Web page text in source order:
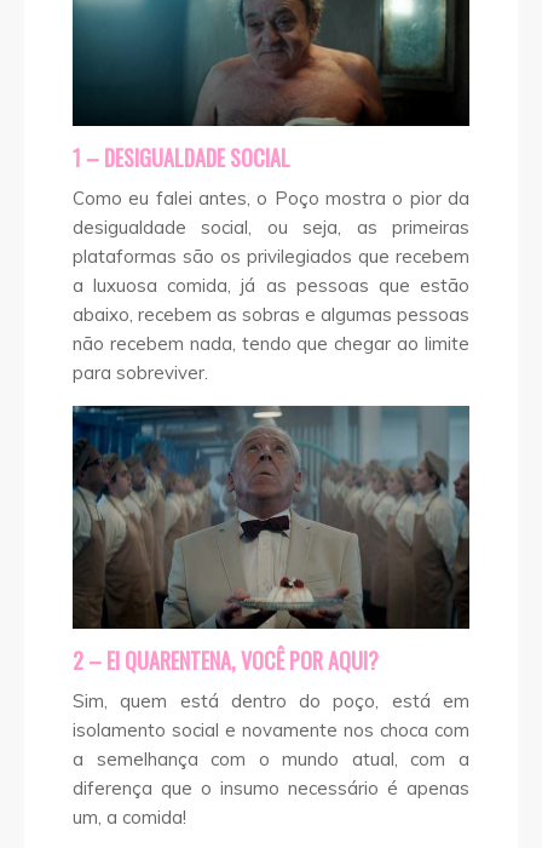
1 – DESIGUALDADE SOCIAL
Como eu falei antes, o Poço mostra o pior da
desigualdade social, ou seja, as primeiras
plataformas são os privilegiados que recebem
a luxuosa comida, já as pessoas que estão
abaixo, recebem as sobras e algumas pessoas
não recebem nada, tendo que chegar ao limite
para sobreviver.
2 – EI QUARENTENA, VOCÊ POR AQUI?
Sim, quem está dentro do poço, está em
isolamento social e novamente nos choca com
a semelhança com o mundo atual, com a
diferença que o insumo necessário é apenas
um, a comida!